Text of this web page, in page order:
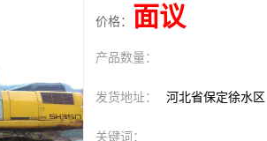
价格： 面议
产品数量：
发货地址： 河北省保定徐水区
关键词：